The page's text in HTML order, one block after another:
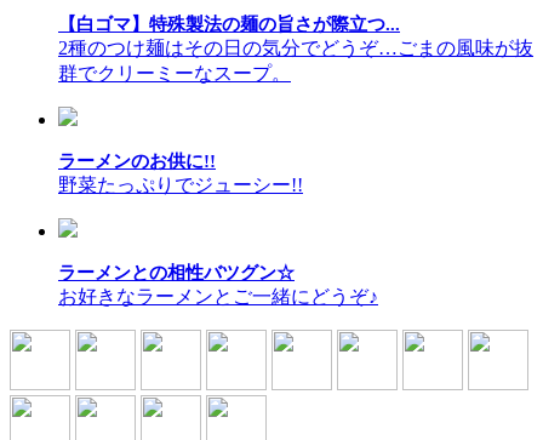
【白ゴマ】特殊製法の麺の旨さが際立つ...
2種のつけ麺はその日の気分でどうぞ…ごまの風味が抜
群でクリーミーなスープ。
ラーメンのお供に!!
野菜たっぷりでジューシー!!
ラーメンとの相性バツグン☆
お好きなラーメンとご一緒にどうぞ♪